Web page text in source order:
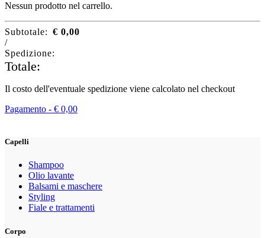
Nessun prodotto nel carrello.
Subtotale: € 0,00
/
Spedizione:
Totale:
Il costo dell'eventuale spedizione viene calcolato nel checkout
Pagamento - € 0,00
Capelli
Shampoo
Olio lavante
Balsami e maschere
Styling
Fiale e trattamenti
Corpo